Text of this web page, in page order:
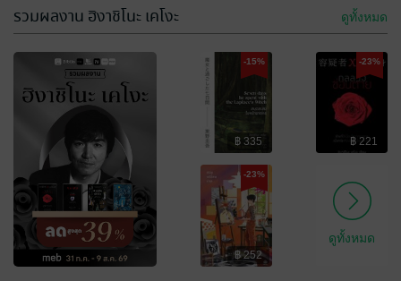
รวมผลงาน ฮิงาชิโนะ เคโงะ ดูทั้งหมด
-15%
฿ 335
-23%
฿ 221
-23%
฿ 252
ดูทั้งหมด